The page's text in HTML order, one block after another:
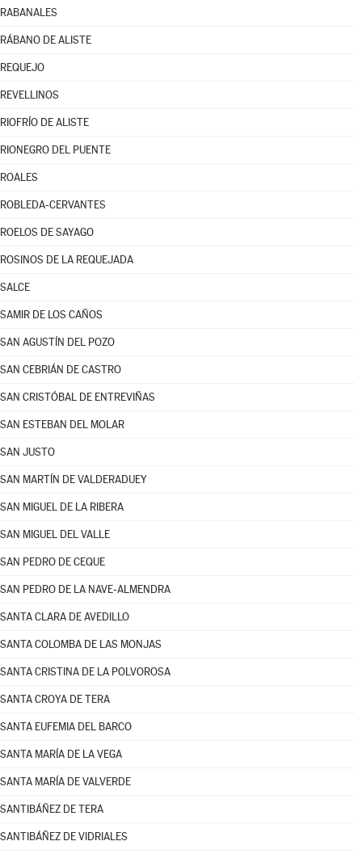
RABANALES
RÁBANO DE ALISTE
REQUEJO
REVELLINOS
RIOFRÍO DE ALISTE
RIONEGRO DEL PUENTE
ROALES
ROBLEDA-CERVANTES
ROELOS DE SAYAGO
ROSINOS DE LA REQUEJADA
SALCE
SAMIR DE LOS CAÑOS
SAN AGUSTÍN DEL POZO
SAN CEBRIÁN DE CASTRO
SAN CRISTÓBAL DE ENTREVIÑAS
SAN ESTEBAN DEL MOLAR
SAN JUSTO
SAN MARTÍN DE VALDERADUEY
SAN MIGUEL DE LA RIBERA
SAN MIGUEL DEL VALLE
SAN PEDRO DE CEQUE
SAN PEDRO DE LA NAVE-ALMENDRA
SANTA CLARA DE AVEDILLO
SANTA COLOMBA DE LAS MONJAS
SANTA CRISTINA DE LA POLVOROSA
SANTA CROYA DE TERA
SANTA EUFEMIA DEL BARCO
SANTA MARÍA DE LA VEGA
SANTA MARÍA DE VALVERDE
SANTIBÁÑEZ DE TERA
SANTIBÁÑEZ DE VIDRIALES